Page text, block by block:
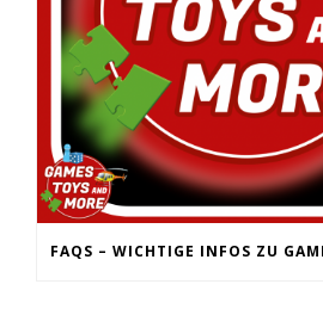
FAQS – WICHTIGE INFOS ZU